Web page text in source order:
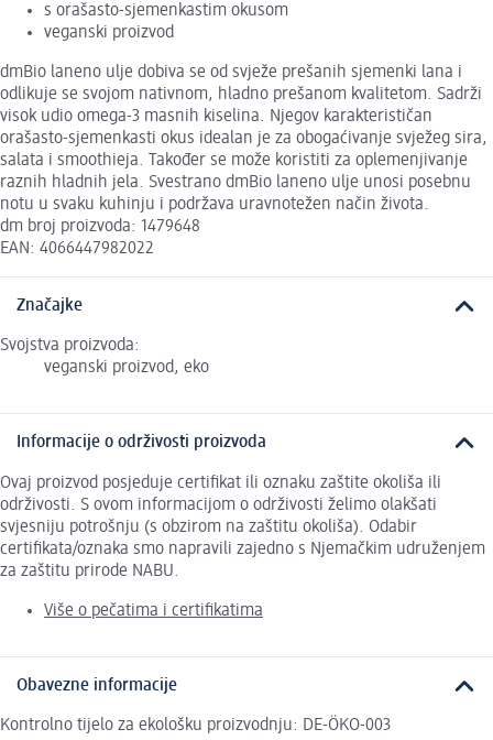
s orašasto-sjemenkastim okusom
veganski proizvod
dmBio laneno ulje dobiva se od svježe prešanih sjemenki lana i
odlikuje se svojom nativnom, hladno prešanom kvalitetom. Sadrži
visok udio omega-3 masnih kiselina. Njegov karakterističan
orašasto-sjemenkasti okus idealan je za obogaćivanje svježeg sira,
salata i smoothieja. Također se može koristiti za oplemenjivanje
raznih hladnih jela. Svestrano dmBio laneno ulje unosi posebnu
notu u svaku kuhinju i podržava uravnotežen način života.
dm broj proizvoda: 1479648
EAN: 4066447982022
Značajke
Svojstva proizvoda:
veganski proizvod, eko
Informacije o održivosti proizvoda
Ovaj proizvod posjeduje certifikat ili oznaku zaštite okoliša ili
održivosti. S ovom informacijom o održivosti želimo olakšati
svjesniju potrošnju (s obzirom na zaštitu okoliša). Odabir
certifikata/oznaka smo napravili zajedno s Njemačkim udruženjem
za zaštitu prirode NABU.
Više o pečatima i certifikatima
Obavezne informacije
Kontrolno tijelo za ekološku proizvodnju: DE-ÖKO-003